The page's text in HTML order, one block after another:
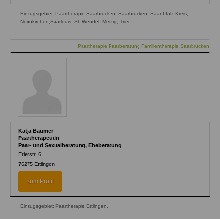
Einzugsgebiet: Paartherapie Saarbrücken, Saarbrücken, Saar-Pfalz-Kreis,
Neunkirchen,Saarlouis, St. Wendel, Merzig, Trier
Paartherapie Paarberatung Familientherapie Saarbrücken
Katja Baumer
Paartherapeutin
Paar- und Sexualberatung, Eheberatung
Erlerstr. 6
76275 Ettlingen
zum Profil
Einzugsgebiet: Paartherapie Ettlingen,